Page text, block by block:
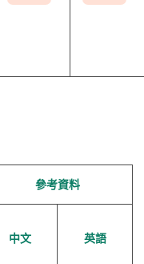
參考資料
中文 英語